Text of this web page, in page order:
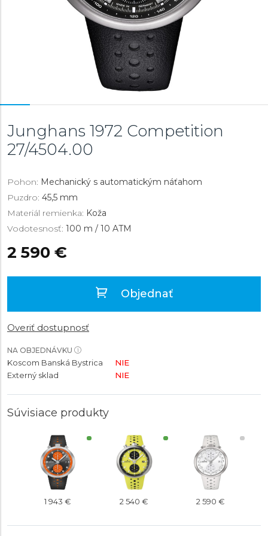
Junghans 1972 Competition
27/4504.00
Pohon: Mechanický s automatickým náťahom
Puzdro: 45,5 mm
Materiál remienka: Koža
Vodotesnosť: 100 m / 10 ATM
2 590 €
Objednať
Overiť dostupnosť
NA OBJEDNÁVKU
Koscom Banská Bystrica
NIE
Externý sklad
NIE
Súvisiace produkty
1 943 € 2 540 € 2 590 €